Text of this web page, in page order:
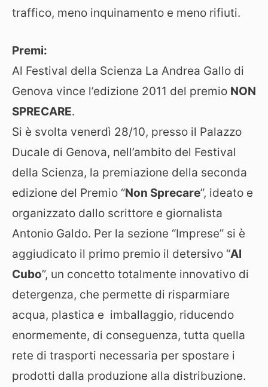
traffico, meno inquinamento e meno rifiuti.
Premi:
Al Festival della Scienza La Andrea Gallo di
Genova vince l’edizione 2011 del premio NON
SPRECARE.
Si è svolta venerdì 28/10, presso il Palazzo
Ducale di Genova, nell’ambito del Festival
della Scienza, la premiazione della seconda
edizione del Premio “Non Sprecare”, ideato e
organizzato dallo scrittore e giornalista
Antonio Galdo. Per la sezione “Imprese” si è
aggiudicato il primo premio il detersivo “Al
Cubo”, un concetto totalmente innovativo di
detergenza, che permette di risparmiare
acqua, plastica e imballaggio, riducendo
enormemente, di conseguenza, tutta quella
rete di trasporti necessaria per spostare i
prodotti dalla produzione alla distribuzione.